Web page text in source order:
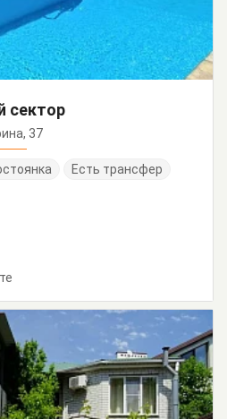
сектор
37
Есть трансфер